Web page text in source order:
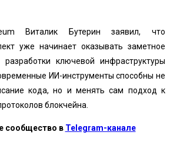
Виталик Бутерин заявил, что
уже начинает оказывать заметное
ключевой инфраструктуры
ИИ-инструменты способны не
кода, но и менять сам подход к
блокчейна.
сообщество в Telegram-канале